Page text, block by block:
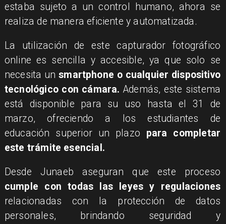
estaba sujeto a un control humano, ahora se
realiza de manera eficiente y automatizada.
​La utilización de este capturador fotográfico
online es sencilla y accesible, ya que solo se
necesita unsmartphone o cualquier dispositivo
tecnológico con cámara. Además, este sistema
está disponible para su uso hasta el 31 de
marzo, ofreciendo a los estudiantes de
educación superior un plazo para completar
este trámite esencial.
​Desde Junaeb aseguran que este proceso
cumple con todas las leyes y regulaciones
relacionadas con la protección de datos
personales, brindando seguridad y